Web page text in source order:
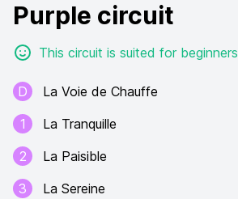
Purple circuit
This circuit is suited for beginners
D La Voie de Chauffe
1
La Tranquille
2
La Paisible
3
La Sereine